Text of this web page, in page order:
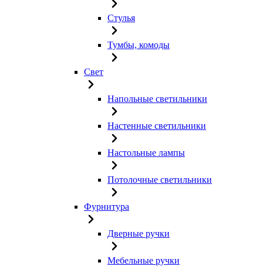
Стулья
Тумбы, комоды
Свет
Напольные светильники
Настенные светильники
Настольные лампы
Потолочные светильники
Фурнитура
Дверные ручки
Мебельные ручки